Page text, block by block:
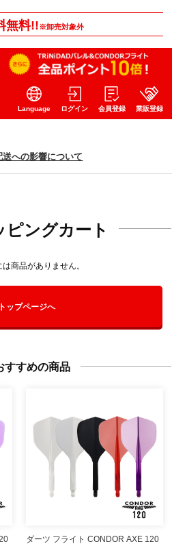
無料!!※卸売対象外
Language ログイン 会員登録 業販登録
への影響について
ピングカート
商品がありません。
トップページへ
すすめの商品
ダーツ フライト CONDOR AXE 120